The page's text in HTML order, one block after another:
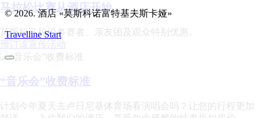
马拉松比赛从酒店开始。
莫斯科马拉松参赛者、亲友团及观众特别优惠。
预订该宣传活动
“音乐会”收费标准
计划今年夏天去卢日尼基体育场看演唱会吗？让您的行程更加
© 2026. 酒店 «莫斯科诺富特基夫斯卡娅»
Travelline Start